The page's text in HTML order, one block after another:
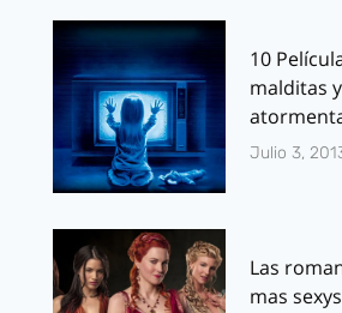
10
malditas
Julio 3,
Las
mas